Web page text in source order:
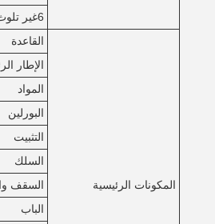
6غير تلوث
المكونات الرئيسية
القاعدة
الإطار
المواد
البورلين
التثبيت
السلك
السقف
الباب